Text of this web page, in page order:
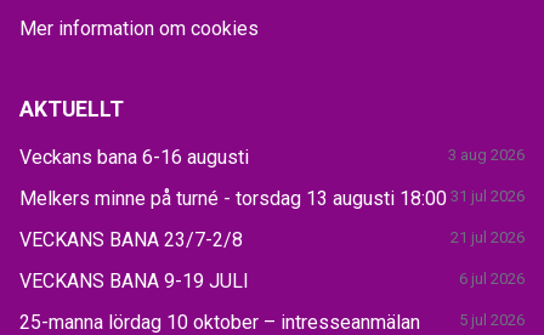
Mer information om cookies
AKTUELLT
Veckans bana 6-16 augusti 3 aug 2026
Melkers minne på turné - torsdag 13 augusti 18:00 31 jul 2026
VECKANS BANA 23/7-2/8 21 jul 2026
VECKANS BANA 9-19 JULI 6 jul 2026
25-manna lördag 10 oktober – intresseanmälan 5 jul 2026